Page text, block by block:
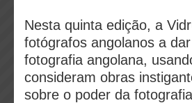
Nesta quinta edição, a
fotógrafos angolanos a
fotografia angolana,
consideram obras
sobre o poder da